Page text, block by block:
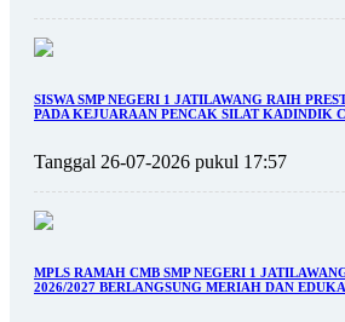
SISWA SMP NEGERI 1 JATILAWANG RAIH
PADA KEJUARAAN PENCAK SILAT KADINDIK
Tanggal 26-07-2026 pukul 17:57
MPLS RAMAH CMB SMP NEGERI 1
2026/2027 BERLANGSUNG MERIAH DAN